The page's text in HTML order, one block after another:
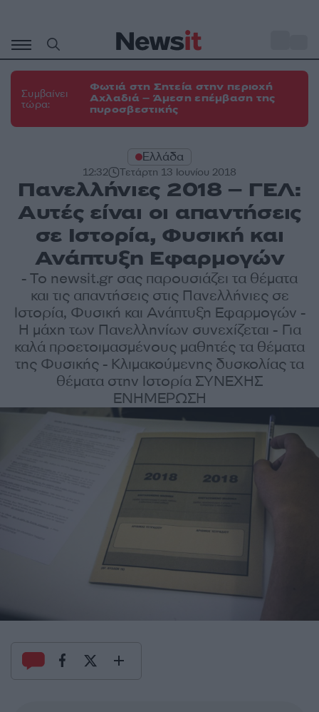
περιεχόμενο
Συμβαίνει
τώρα:
Φωτιά στη Σητεία στην περιοχή
Αχλαδιά – Άμεση επέμβαση της
πυροσβεστικής
Ελλάδα
12:32 Τετάρτη 13 Ιουνίου 2018
Πανελλήνιες 2018 – ΓΕΛ:
Αυτές είναι οι απαντήσεις
σε Ιστορία, Φυσική και
Ανάπτυξη Εφαρμογών
- Το newsit.gr σας παρουσιάζει τα θέματα
και τις απαντήσεις στις Πανελλήνιες σε
Ιστορία, Φυσική και Ανάπτυξη Εφαρμογών -
Η μάχη των Πανελληνίων συνεχίζεται - Για
καλά προετοιμασμένους μαθητές τα θέματα
της Φυσικής - Κλιμακούμενης δυσκολίας τα
θέματα στην Ιστορία ΣΥΝΕΧΗΣ
ΕΝΗΜΕΡΩΣΗ